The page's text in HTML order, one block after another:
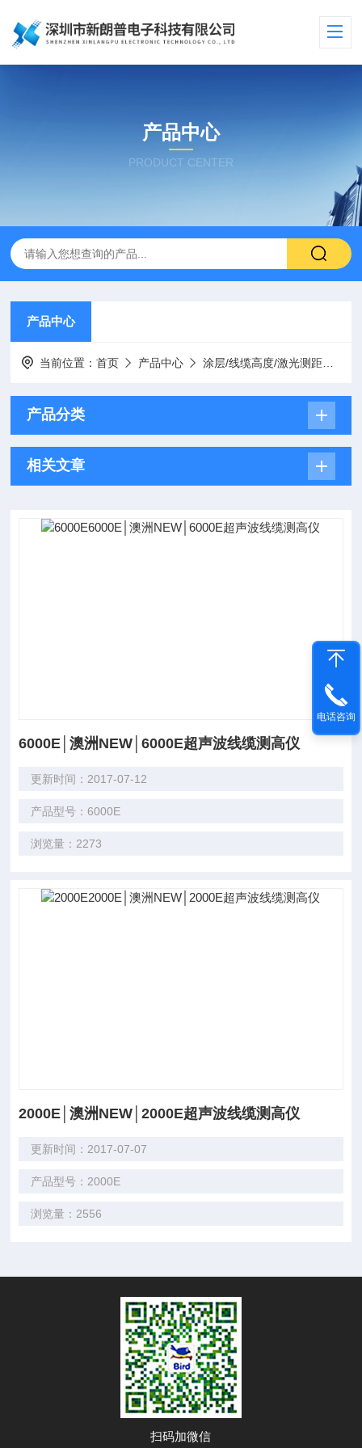
产品中心
PRODUCT CENTER
产品中心
当前位置：首页 产品中心 涂层/线缆高度/激光测距测试仪
产品分类
相关文章
6000E│澳洲NEW│6000E超声波线缆测高仪
更新时间：2017-07-12
产品型号：6000E
浏览量：2273
2000E│澳洲NEW│2000E超声波线缆测高仪
更新时间：2017-07-07
产品型号：2000E
浏览量：2556
扫码加微信
电话咨询